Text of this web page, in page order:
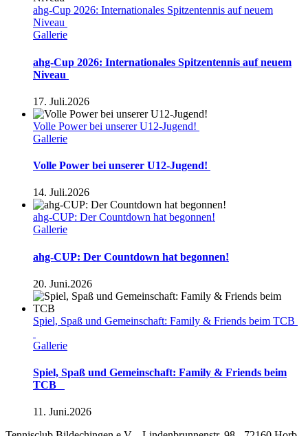
ahg-Cup 2026: Internationales Spitzentennis auf neuem
Niveau
Gallerie
ahg-Cup 2026: Internationales Spitzentennis auf neuem
Niveau
17. Juli.2026
Volle Power bei unserer U12-Jugend!
Gallerie
Volle Power bei unserer U12-Jugend!
14. Juli.2026
ahg-CUP: Der Countdown hat begonnen!
Gallerie
ahg-CUP: Der Countdown hat begonnen!
20. Juni.2026
Spiel, Spaß und Gemeinschaft: Family & Friends beim TCB
Gallerie
Spiel, Spaß und Gemeinschaft: Family & Friends beim
TCB
11. Juni.2026